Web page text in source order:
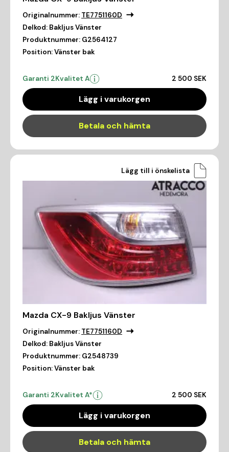
Originalnummer: TE7751160D
Delkod: Bakljus Vänster
Produktnummer: G2564127
Position:Vänster bak
Garanti 2Kvalitet A 2 500 SEK
Lägg i varukorgen
Betala och hämta
Lägg till i önskelista
Mazda CX-9 Bakljus Vänster
Originalnummer: TE7751160D
Delkod: Bakljus Vänster
Produktnummer: G2548739
Position:Vänster bak
Garanti 2Kvalitet A* 2 500 SEK
Lägg i varukorgen
Betala och hämta